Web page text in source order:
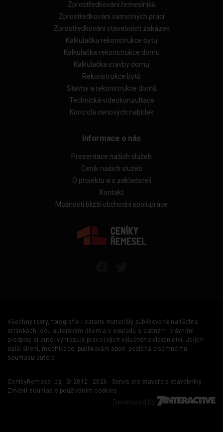
Zprostředkování řemeslníků
Zprostředkování samotných prací
Zprostředkování stavebních zakázek
Kalkulačka rekonstrukce bytu
Kalkulačka rekonstrukce domu
Kalkulačka stavby domu
Rekonstrukce bytů
Stavby a rekonstrukce domů
Technická videokonzultace
Kontrola cenových nabídek
Informace o nás
Prezentace našich služeb
Ceník našich služeb
O projektu a o zakladateli
Kontakt
Možnosti bližší obchodní spolupráce
Všechny texty, fotografie i ostatní materiály publikované na těchto
stránkách jsou autorským dílem a v souladu s platnými právními
předpisy si autor vyhrazuje právo jejich výlučného vlastnictví. Jejich
další šíření, modifikace, publikování apod. podléhá písemnému
souhlasu autora.
CenikyRemesel.cz © 2012 - 2026
Servis pro stavaře a stavebníky
Změnit souhlas s používáním cookies
Developed by